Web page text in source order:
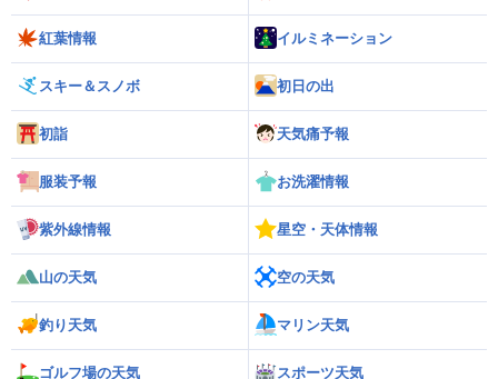
紅葉情報 イルミネーション
スキー＆スノボ 初日の出
初詣 天気痛予報
服装予報 お洗濯情報
紫外線情報 星空・天体情報
山の天気 空の天気
釣り天気 マリン天気
ゴルフ場の天気 スポーツ天気